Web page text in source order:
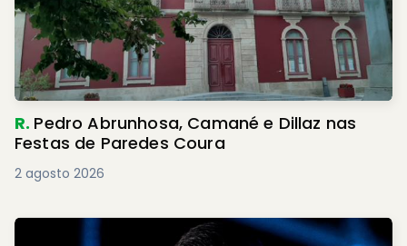
R. Pedro Abrunhosa, Camané e Dillaz nas
Festas de Paredes Coura
2 agosto 2026